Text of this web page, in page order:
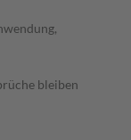
bleiben